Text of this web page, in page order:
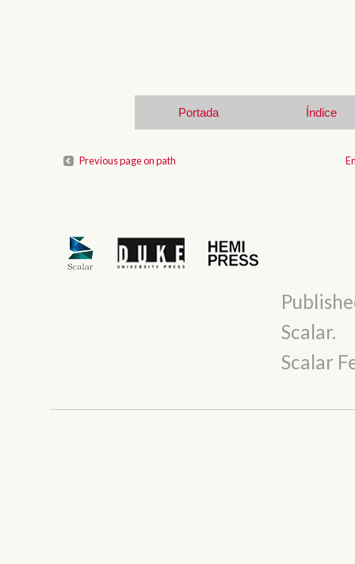
Portada Índice
Previous page on path
Scalar.
Scalar